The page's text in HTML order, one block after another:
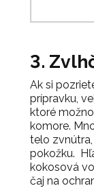
3.
Ak si
prípravku,
ktoré
komore.
telo
pokožku.
kokosová
čaj na